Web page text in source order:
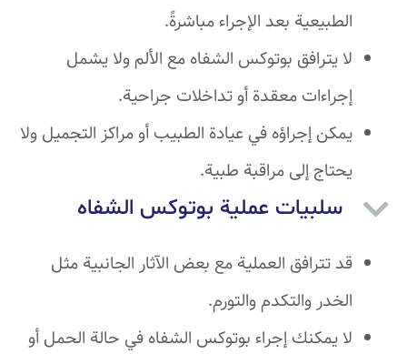
الطبيعية بعد الإجراء مباشرةً.
لا يترافق بوتوكس الشفاه مع الألم ولا يشمل
إجراءات معقدة أو تداخلات جراحية.
يمكن إجراؤه في عيادة الطبيب أو مراكز التجميل ولا
يحتاج إلى مراقبة طبية.
سلبيات عملية بوتوكس الشفاه
قد تترافق العملية مع بعض الآثار الجانبية مثل
الخدر والتكدم والتورم.
لا يمكنك إجراء بوتوكس الشفاه في حالة الحمل أو